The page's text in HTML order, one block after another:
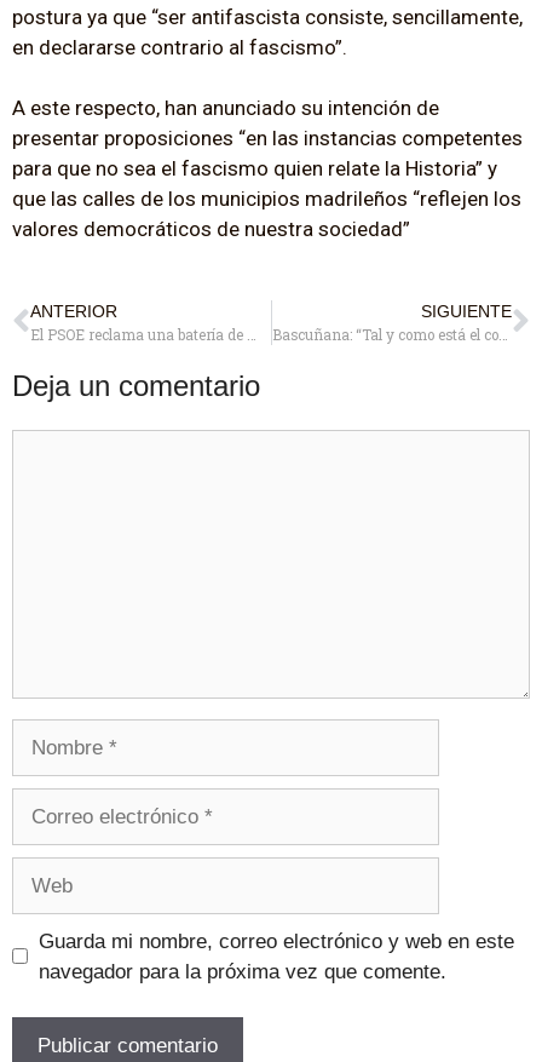
postura ya que “ser antifascista consiste, sencillamente,
en declararse contrario al fascismo”.
A este respecto, han anunciado su intención de
presentar proposiciones “en las instancias competentes
para que no sea el fascismo quien relate la Historia” y
que las calles de los municipios madrileños “reflejen los
valores democráticos de nuestra sociedad”
ANTERIOR
SIGUIENTE
Bascuñana: “Tal y como está el comercio de La Estación no se entiende que la obra del aparcamiento lleve parada más de un año”
Deja un comentario
Guarda mi nombre, correo electrónico y web en este
navegador para la próxima vez que comente.